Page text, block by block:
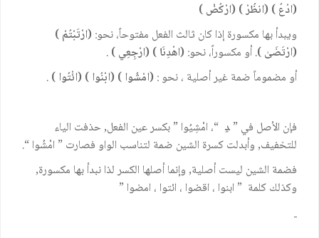
(ادْعُ) (انظُرْ) (ارْكُضْ)
ويبدأ بها مكسورة إذا كان ثالث الفعل مفتوحاً، نحو: (ارْتَبْتُمْ)
(ارْتَضَىٰ). أو مكسوراً، نحو: (اهْدِنَا) (ارْجِعِي)
.
أو مضموماً ضمة غير أصلية ، نحو : (امْشُوا ) (ابْنُوا ) (ائْتُوا ).
فإن الأصل في ”ﮃ “، امْشِيُوا ” بكسر عين الفعل, حذفت الياء
للتخفيف, وأبدلت كسرة الشين ضمة لتناسب الواو فصارت ” امْشُوا “.
فضمة الشين ليست أصلية, وإنما أصلها الكسر لذا نبدأ بها مكسورة,
وكذلك كلمة ” ابنوا ، اقضوا ، ائتوا ، امضوا ”